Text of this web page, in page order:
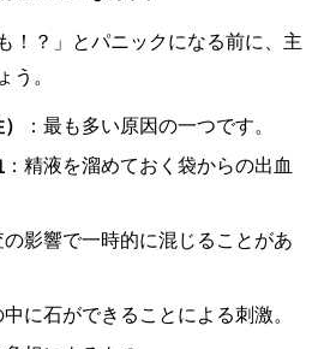
！？」とパニックになる前に、主
う。
：最も多い原因の一つです。
：精液を溜めておく袋からの出血
の影響で一時的に混じることがあ
中に石ができることによる刺激。